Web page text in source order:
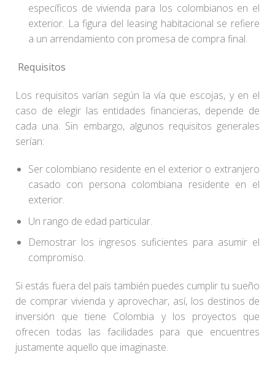
específicos de vivienda para los colombianos en el
exterior. La figura del leasing habitacional se refiere
a un arrendamiento con promesa de compra final.
Requisitos
Los requisitos varían según la vía que escojas, y en el
caso de elegir las entidades financieras, depende de
cada una. Sin embargo, algunos requisitos generales
serían:
Ser colombiano residente en el exterior o extranjero
casado con persona colombiana residente en el
exterior.
Un rango de edad particular.
Demostrar los ingresos suficientes para asumir el
compromiso.
Si estás fuera del país también puedes cumplir tu sueño
de comprar vivienda y aprovechar, así, los destinos de
inversión que tiene Colombia y los proyectos que
ofrecen todas las facilidades para que encuentres
justamente aquello que imaginaste.